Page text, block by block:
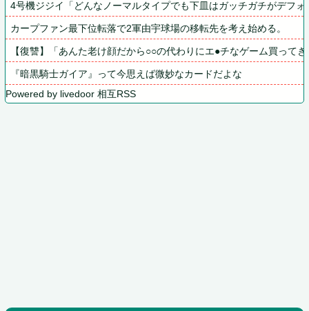
4号機ジジイ「どんなノーマルタイプでも下皿はガッチガチがデフ
カープファン最下位転落で2軍由宇球場の移転先を考え始める。
【復讐】「あんた老け顔だから○○の代わりにエ●チなゲーム買って
『暗黒騎士ガイア』って今思えば微妙なカードだよな
Powered by livedoor 相互RSS